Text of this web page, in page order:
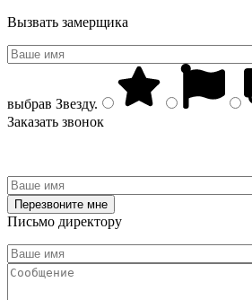
Вызвать замерщика
выбрав Звезду.
Заказать звонок
Письмо директору